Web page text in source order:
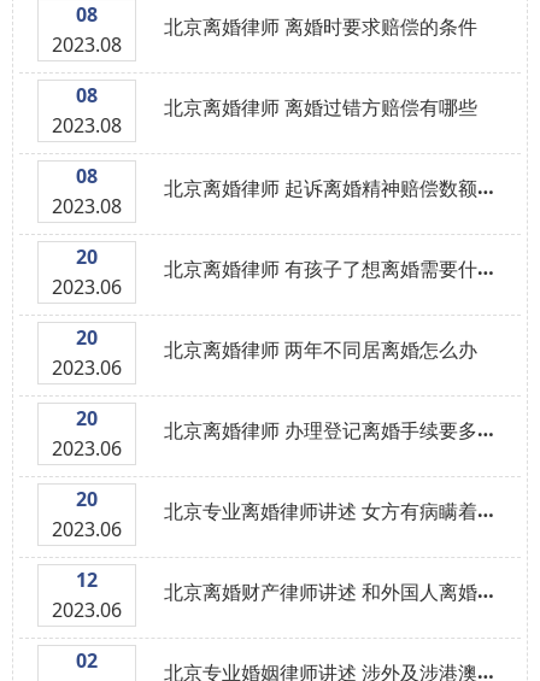
08
2023.08
北京离婚律师 离婚时要求赔偿的条件
08
2023.08
北京离婚律师 离婚过错方赔偿有哪些
08
2023.08
北京离婚律师 起诉离婚精神赔偿数额怎么算
20
2023.06
北京离婚律师 有孩子了想离婚需要什么手续
20
2023.06
北京离婚律师 两年不同居离婚怎么办
20
2023.06
北京离婚律师 办理登记离婚手续要多长时间
20
2023.06
北京专业离婚律师讲述 女方有病瞒着男方结婚属于骗婚吗
12
2023.06
北京离婚财产律师讲述 和外国人离婚程序需要多久？
02
北京专业婚姻律师讲述 涉外及涉港澳台离婚案中律师的代理权限是什么